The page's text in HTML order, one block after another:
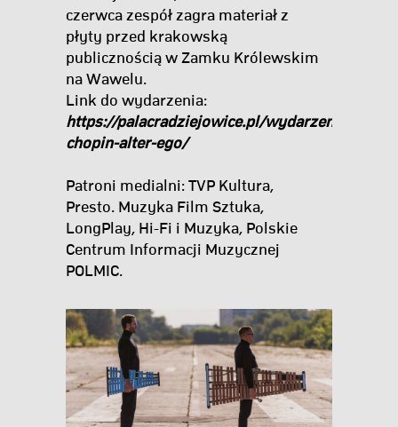
czerwca zespół zagra materiał z
płyty przed krakowską
publicznością w Zamku Królewskim
na Wawelu.
Link do wydarzenia:
https://palacradziejowice.pl/wydarzenie/
chopin-alter-ego/
Patroni medialni: TVP Kultura,
Presto. Muzyka Film Sztuka,
LongPlay, Hi-Fi i Muzyka, Polskie
Centrum Informacji Muzycznej
POLMIC.